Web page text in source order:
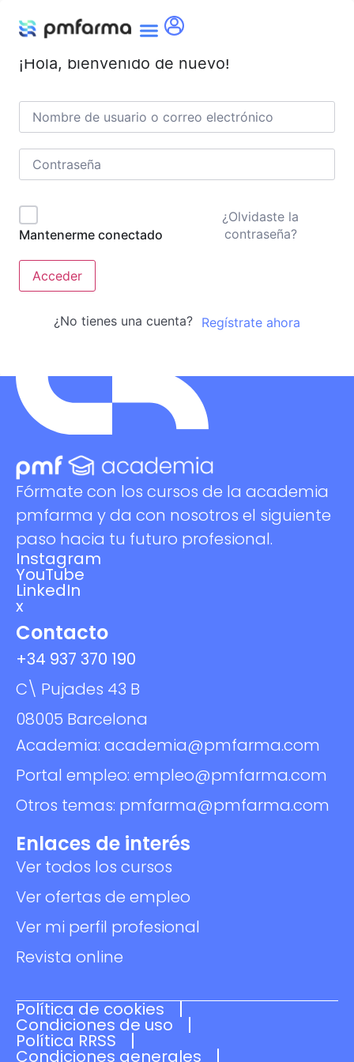
¡Hola, bienvenido de nuevo!
Mantenerme conectado
¿Olvidaste la
contraseña?
Acceder
¿No tienes una cuenta? Regístrate ahora
Fórmate con los cursos de la academia
pmfarma y da con nosotros el siguiente
paso hacia tu futuro profesional.
Instagram
YouTube
LinkedIn
x
Enlaces de interés
Ver todos los cursos
Ver ofertas de empleo
Ver mi perfil profesional
Revista online
Contacto
+34 937 370 190
C\ Pujades 43 B
08005 Barcelona
Academia: academia@pmfarma.com
Portal empleo: empleo@pmfarma.com
Otros temas: pmfarma@pmfarma.com
Política de cookies
Condiciones de uso
Política RRSS
Condiciones generales